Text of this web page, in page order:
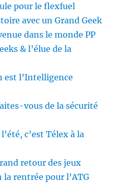
pour le flexfuel
avec un Grand Geek
dans le monde PP
& l’élue de la
est l’Intelligence
vous de la sécurité
c’est Télex à la
retour des jeux
rentrée pour l’ATG